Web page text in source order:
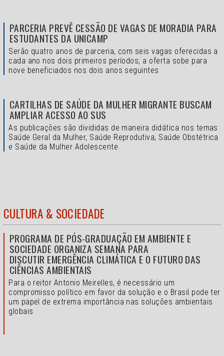
PARCERIA PREVÊ CESSÃO DE VAGAS DE MORADIA PARA
ESTUDANTES DA UNICAMP
Serão quatro anos de parceria, com seis vagas oferecidas a
cada ano nos dois primeiros períodos; a oferta sobe para
nove beneficiados nos dois anos seguintes
CARTILHAS DE SAÚDE DA MULHER MIGRANTE BUSCAM
AMPLIAR ACESSO AO SUS
As publicações são divididas de maneira didática nos temas
Saúde Geral da Mulher, Saúde Reprodutiva, Saúde Obstétrica
e Saúde da Mulher Adolescente
CULTURA & SOCIEDADE
PROGRAMA DE PÓS-GRADUAÇÃO EM AMBIENTE E
SOCIEDADE ORGANIZA SEMANA PARA
DISCUTIR EMERGÊNCIA CLIMÁTICA E O FUTURO DAS
CIÊNCIAS AMBIENTAIS
Para o reitor Antonio Meirelles, é necessário um
compromisso político em favor da solução e o Brasil pode ter
um papel de extrema importância nas soluções ambientais
globais